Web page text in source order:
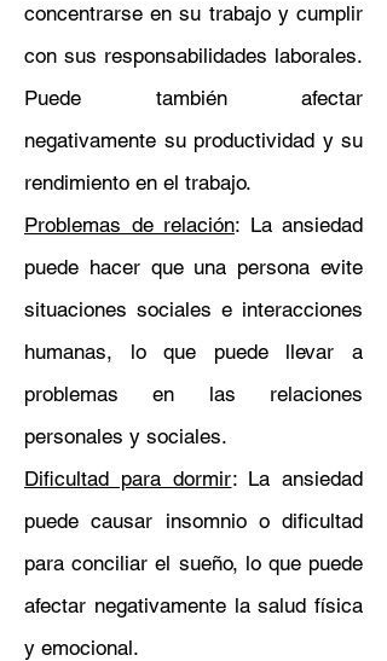
concentrarse en su trabajo y cumplir
con sus responsabilidades laborales.
Puede también afectar
negativamente su productividad y su
rendimiento en el trabajo.
Problemas de relación: La ansiedad
puede hacer que una persona evite
situaciones sociales e interacciones
humanas, lo que puede llevar a
problemas en las relaciones
personales y sociales.
Dificultad para dormir: La ansiedad
puede causar insomnio o dificultad
para conciliar el sueño, lo que puede
afectar negativamente la salud física
y emocional.